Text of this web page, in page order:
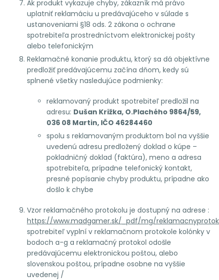
Ak produkt vykazuje chyby, zákazník má právo
uplatniť reklamáciu u predávajúceho v súlade s
ustanoveniami §18 ods. 2 zákona o ochrane
spotrebiteľa prostredníctvom elektronickej pošty
alebo telefonickým
Reklamačné konanie produktu, ktorý sa dá objektívne
predložiť predávajúcemu začína dňom, kedy sú
splnené všetky nasledujúce podmienky:
reklamovaný produkt spotrebiteľ predložil na
adresu: Dušan Križka, O.Plachého 9864/59,
036 08 Martin, IČO 46284460
spolu s reklamovaným produktom bol na vyššie
uvedenú adresu predložený doklad o kúpe –
pokladničný doklad (faktúra), meno a adresa
spotrebiteľa, prípadne telefonický kontakt,
presné popísanie chyby produktu, prípadne ako
došlo k chybe
Vzor reklamačného protokolu je dostupný na adrese :
https://www.madgamer.sk/_pdf/mg/
spotrebiteľ vyplní v reklamačnom protokole kolónky v
bodoch a-g a reklamačný protokol odošle
predávajúcemu elektronickou poštou, alebo
slovenskou poštou, prípadne osobne na vyššie
uvedenej /